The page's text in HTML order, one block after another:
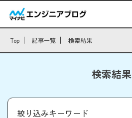
Top 記事一覧 検索結果
検索結果
絞り込みキーワード